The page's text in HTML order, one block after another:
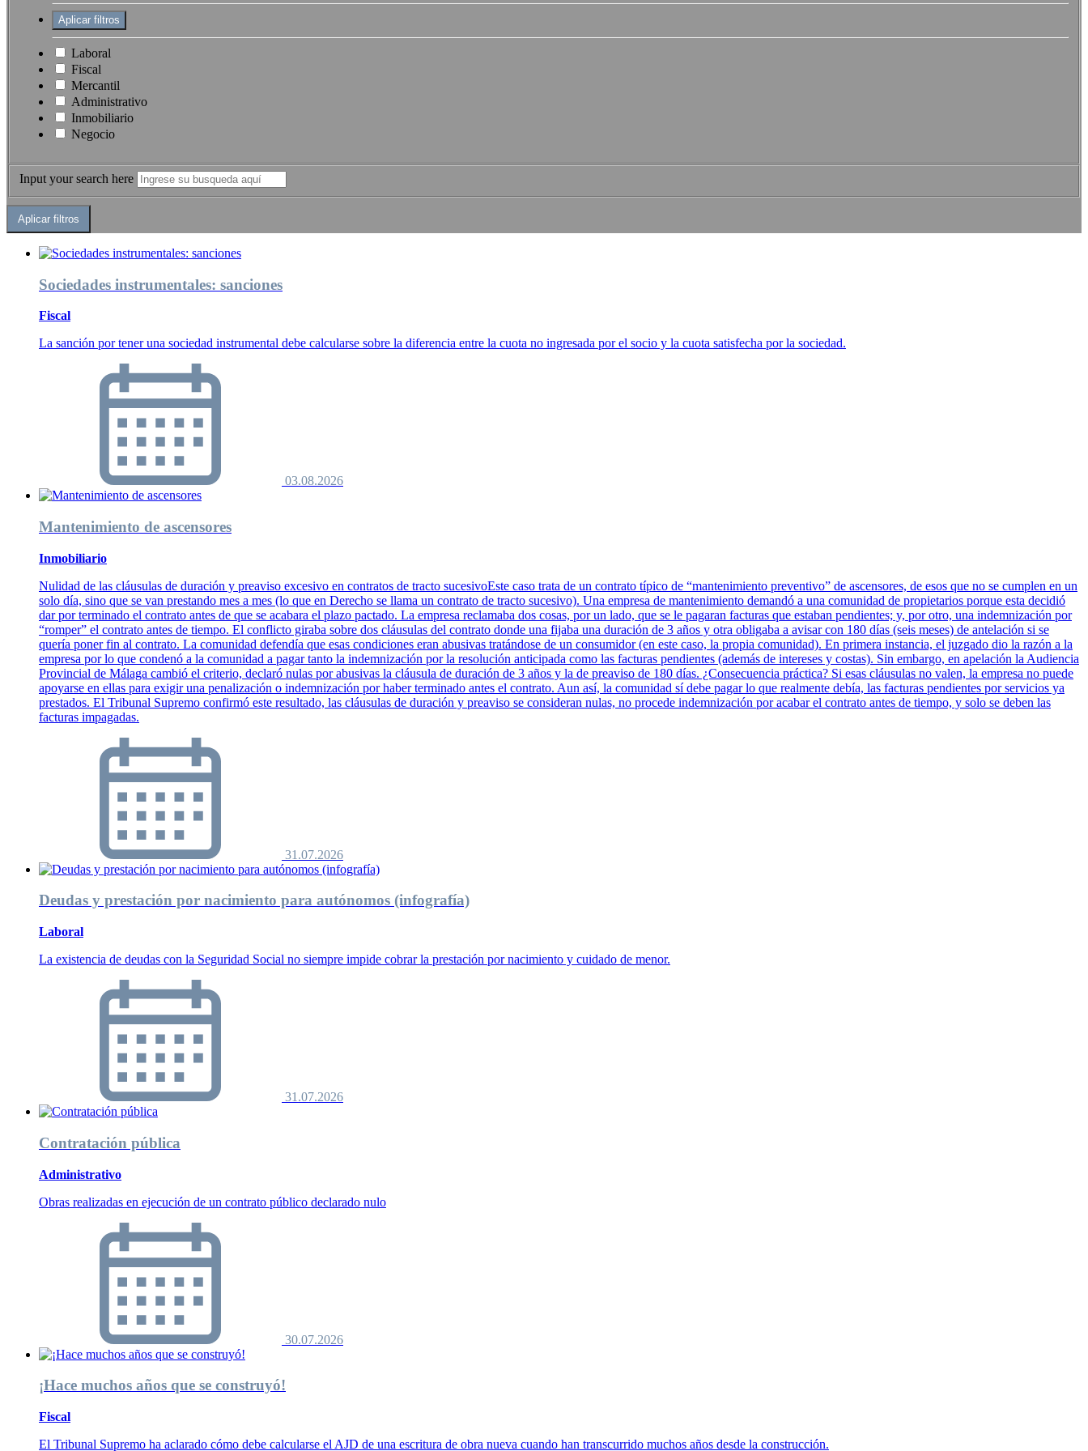
Laboral
Fiscal
Mercantil
Administrativo
Inmobiliario
Negocio
Input your search here
Sociedades instrumentales: sanciones
Fiscal
La sanción por tener una sociedad instrumental debe calcularse sobre la diferencia entre la cuota no ingresada por el socio y la cuota satisfecha por la sociedad.
03.08.2026
Mantenimiento de ascensores
Inmobiliario
Nulidad de las cláusulas de duración y preaviso excesivo en contratos de tracto sucesivoEste caso trata de un contrato típico de “mantenimiento preventivo” de ascensores, de esos que no se cumplen en un
solo día, sino que se van prestando mes a mes (lo que en Derecho se llama un contrato de tracto sucesivo). Una empresa de mantenimiento demandó a una comunidad de propietarios porque esta decidió
dar por terminado el contrato antes de que se acabara el plazo pactado. La empresa reclamaba dos cosas, por un lado, que se le pagaran facturas que estaban pendientes; y, por otro, una indemnización por
“romper” el contrato antes de tiempo. El conflicto giraba sobre dos cláusulas del contrato donde una fijaba una duración de 3 años y otra obligaba a avisar con 180 días (seis meses) de antelación si se
quería poner fin al contrato. La comunidad defendía que esas condiciones eran abusivas tratándose de un consumidor (en este caso, la propia comunidad). En primera instancia, el juzgado dio la razón a la
empresa por lo que condenó a la comunidad a pagar tanto la indemnización por la resolución anticipada como las facturas pendientes (además de intereses y costas). Sin embargo, en apelación la Audiencia
Provincial de Málaga cambió el criterio, declaró nulas por abusivas la cláusula de duración de 3 años y la de preaviso de 180 días. ¿Consecuencia práctica? Si esas cláusulas no valen, la empresa no puede
apoyarse en ellas para exigir una penalización o indemnización por haber terminado antes el contrato. Aun así, la comunidad sí debe pagar lo que realmente debía, las facturas pendientes por servicios ya
prestados. El Tribunal Supremo confirmó este resultado, las cláusulas de duración y preaviso se consideran nulas, no procede indemnización por acabar el contrato antes de tiempo, y solo se deben las
facturas impagadas.
31.07.2026
Deudas y prestación por nacimiento para autónomos (infografía)
Laboral
La existencia de deudas con la Seguridad Social no siempre impide cobrar la prestación por nacimiento y cuidado de menor.
31.07.2026
Contratación pública
Administrativo
Obras realizadas en ejecución de un contrato público declarado nulo
30.07.2026
¡Hace muchos años que se construyó!
Fiscal
El Tribunal Supremo ha aclarado cómo debe calcularse el AJD de una escritura de obra nueva cuando han transcurrido muchos años desde la construcción.